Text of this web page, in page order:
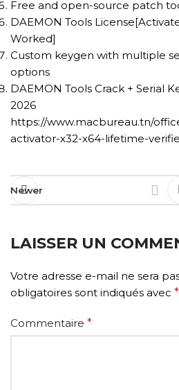
Free and open-source patch
DAEMON Tools
Worked]
Custom keygen with multiple
options
DAEMON Tools Crack + Serial
2026
https://www.macbureau.tn/
activator-x32-x64-lifetime-
Newer
LAISSER UN
Votre adresse e-mail ne sera
obligatoires sont indiqués avec *
Commentaire *